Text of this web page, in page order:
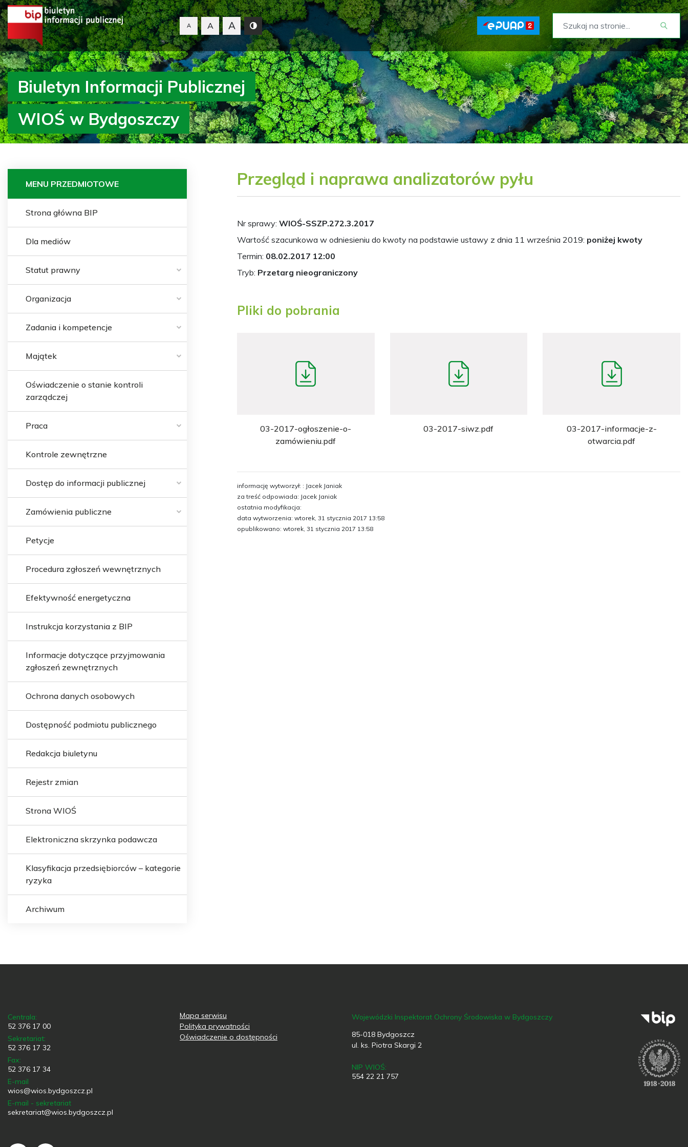
A A A
Biuletyn Informacji Publicznej
WIOŚ w Bydgoszczy
MENU PRZEDMIOTOWE
Strona główna BIP
Dla mediów
Statut prawny
Organizacja
Zadania i kompetencje
Majątek
Oświadczenie o stanie kontroli
zarządczej
Praca
Kontrole zewnętrzne
Dostęp do informacji publicznej
Zamówienia publiczne
Petycje
Procedura zgłoszeń wewnętrznych
Efektywność energetyczna
Instrukcja korzystania z BIP
Informacje dotyczące przyjmowania
zgłoszeń zewnętrznych
Ochrona danych osobowych
Dostępność podmiotu publicznego
Redakcja biuletynu
Rejestr zmian
Strona WIOŚ
Elektroniczna skrzynka podawcza
Klasyfikacja przedsiębiorców – kategorie
ryzyka
Archiwum
Przegląd i naprawa analizatorów pyłu
Nr sprawy: WIOŚ-SSZP.272.3.2017
Wartość szacunkowa w odniesieniu do kwoty na podstawie ustawy z dnia 11 września 2019: poniżej kwoty
Termin: 08.02.2017 12:00
Tryb: Przetarg nieograniczony
Pliki do pobrania
03-2017-ogłoszenie-o-
zamówieniu.pdf
03-2017-siwz.pdf
03-2017-informacje-z-
otwarcia.pdf
informację wytworzył: : Jacek Janiak
za treść odpowiada: Jacek Janiak
ostatnia modyfikacja:
data wytworzenia: wtorek, 31 stycznia 2017 13:58
opublikowano: wtorek, 31 stycznia 2017 13:58
Centrala:
52 376 17 00
Sekretariat:
52 376 17 32
Fax:
52 376 17 34
E-mail
wios@wios.bydgoszcz.pl
E-mail - sekretariat
sekretariat@wios.bydgoszcz.pl
Mapa serwisu
Polityka prywatności
Oświadczenie o dostępności
Wojewódzki Inspektorat Ochrony Środowiska w Bydgoszczy
85-018 Bydgoszcz
ul. ks. Piotra Skargi 2
NIP WIOŚ:
554 22 21 757